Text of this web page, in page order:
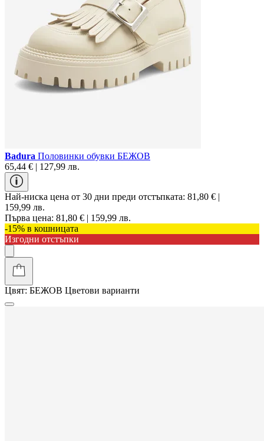
Badura Половинки обувки БЕЖОВ
65,44 € | 127,99 лв.
Най-ниска цена от 30 дни преди отстъпката: 81,80 € |
159,99 лв.
Първа цена: 81,80 € | 159,99 лв.
-15% в кошницата
Изгодни отстъпки
Цвят: БЕЖОВ Цветови варианти